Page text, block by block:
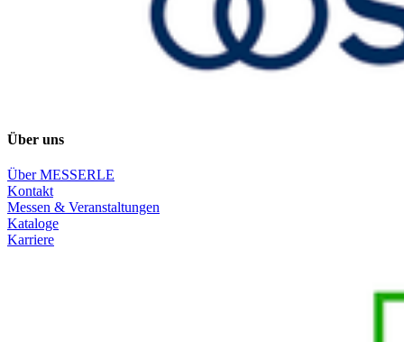
Über uns
Über MESSERLE
Kontakt
Messen & Veranstaltungen
Kataloge
Karriere